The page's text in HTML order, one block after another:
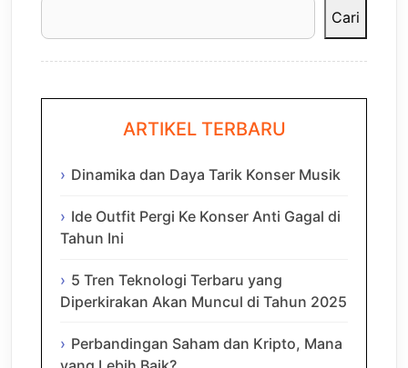
Cari
ARTIKEL TERBARU
Dinamika dan Daya Tarik Konser Musik
Ide Outfit Pergi Ke Konser Anti Gagal di
Tahun Ini
5 Tren Teknologi Terbaru yang
Diperkirakan Akan Muncul di Tahun 2025
Perbandingan Saham dan Kripto, Mana